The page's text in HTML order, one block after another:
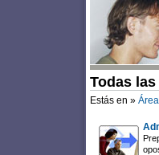
Todas
Estás en »